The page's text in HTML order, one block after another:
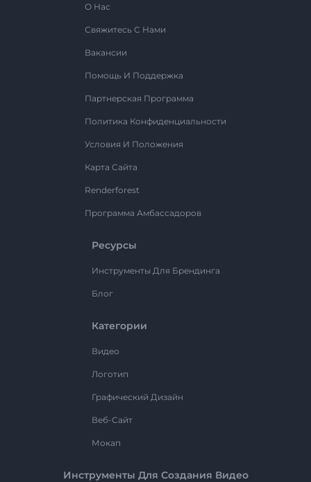
О Нас
Свяжитесь С Нами
Вакансии
Помощь И Поддержка
Партнерская Программа
Политика Конфиденциальности
Условия И Положения
Карта Сайта
Renderforest
Программа Амбассадоров
Ресурсы
Инструменты Для Брендинга
Блог
Категории
Видео
Логотип
Графический Дизайн
Веб-Сайт
Мокап
Инструменты Для Создания Видео